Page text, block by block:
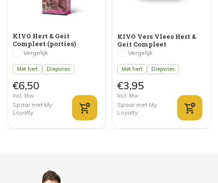
KIVO Hert & Geit
Compleet (porties)
Vergelijk
Met hert Diepvries
€6,50
Incl. btw
Spaar met My
Loyalty
KIVO Vers Vlees Hert &
Geit Compleet
Vergelijk
Met hert Diepvries
€3,95
Incl. btw
Spaar met My
Loyalty